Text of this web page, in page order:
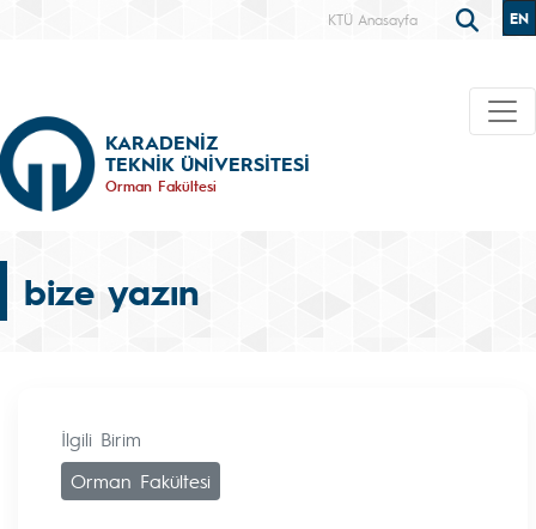
KTÜ Anasayfa EN
KARADENİZ
TEKNİK ÜNİVERSİTESİ
Orman Fakültesi
bize yazın
İlgili Birim
Orman Fakültesi